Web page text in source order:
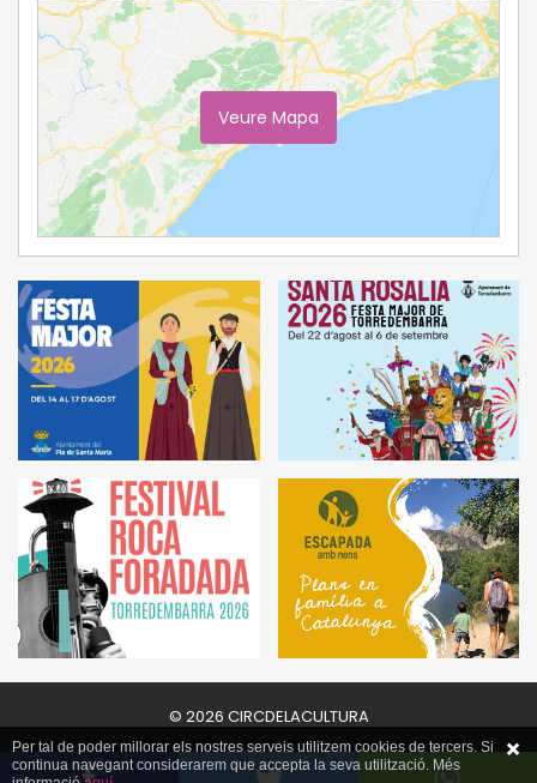
Veure Mapa
© 2026 CIRCDELACULTURA
Per tal de poder millorar els nostres serveis utilitzem cookies de tercers. Si
continua navegant considerarem que accepta la seva utilització. Més